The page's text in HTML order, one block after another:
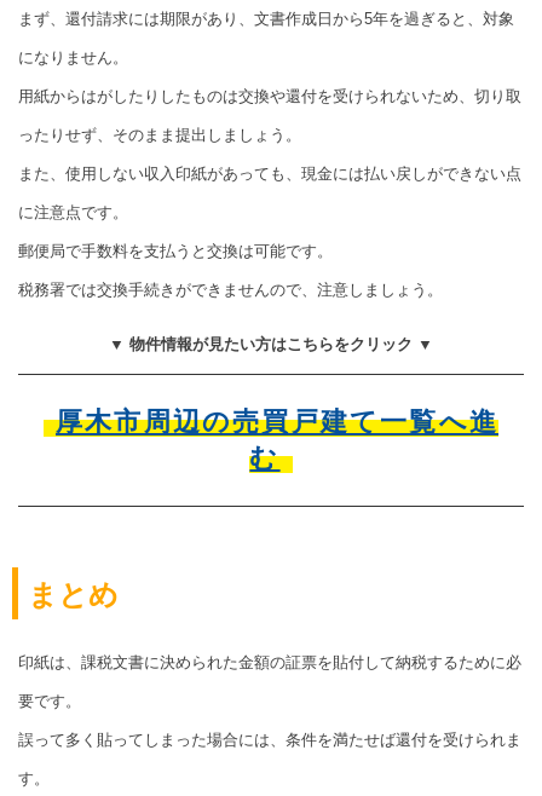
まず、還付請求には期限があり、文書作成日から5年を過ぎると、対象
になりません。
用紙からはがしたりしたものは交換や還付を受けられないため、切り取
ったりせず、そのまま提出しましょう。
また、使用しない収入印紙があっても、現金には払い戻しができない点
に注意点です。
郵便局で手数料を支払うと交換は可能です。
税務署では交換手続きができませんので、注意しましょう。
▼ 物件情報が見たい方はこちらをクリック ▼
厚木市周辺の売買戸建て一覧へ進
む
まとめ
印紙は、課税文書に決められた金額の証票を貼付して納税するために必
要です。
誤って多く貼ってしまった場合には、条件を満たせば還付を受けられま
す。